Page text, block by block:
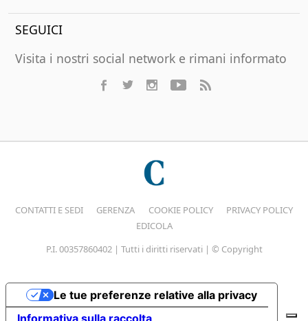
SEGUICI
Visita i nostri social network e rimani informato
CONTATTI E SEDI GERENZA COOKIE POLICY
PRIVACY POLICY
EDICOLA
P.I. 00357860402 | Tutti i diritti riservati | © Copyright
Le tue preferenze relative alla privacy